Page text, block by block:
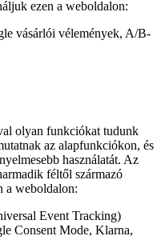
ezen a weboldalon:
vásárlói vélemények, A/B-
olyan funkciókat tudunk
az alapfunkciókon, és
használatát. Az
féltől származó
a weboldalon:
Event Tracking)
Consent Mode, Klarna,